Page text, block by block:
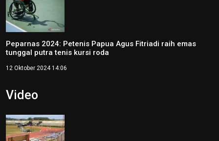
Peparnas 2024: Petenis Papua Agus Fitriadi raih emas
tunggal putra tenis kursi roda
12 Oktober 2024 14:06
Video